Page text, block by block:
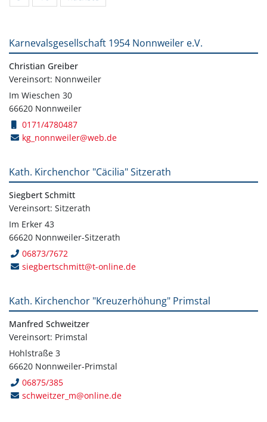
Karnevalsgesellschaft 1954 Nonnweiler e.V.
Christian Greiber
Vereinsort: Nonnweiler
Im Wieschen 30
66620 Nonnweiler
0171/4780487
kg_nonnweiler@web.de
Kath. Kirchenchor "Cäcilia" Sitzerath
Siegbert Schmitt
Vereinsort: Sitzerath
Im Erker 43
66620 Nonnweiler-Sitzerath
06873/7672
siegbertschmitt@t-online.de
Kath. Kirchenchor "Kreuzerhöhung" Primstal
Manfred Schweitzer
Vereinsort: Primstal
Hohlstraße 3
66620 Nonnweiler-Primstal
06875/385
schweitzer_m@online.de